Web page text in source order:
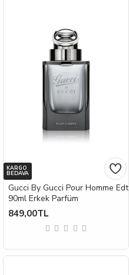
KARGO
BEDAVA
Gucci By Gucci Pour Homme Edt
90ml Erkek Parfüm
849,00TL